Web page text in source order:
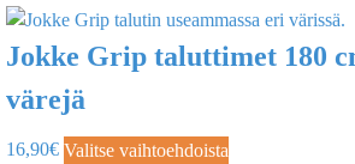
Jokke Grip taluttimet 180
värejä
16,90€ Valitse vaihtoehdoista